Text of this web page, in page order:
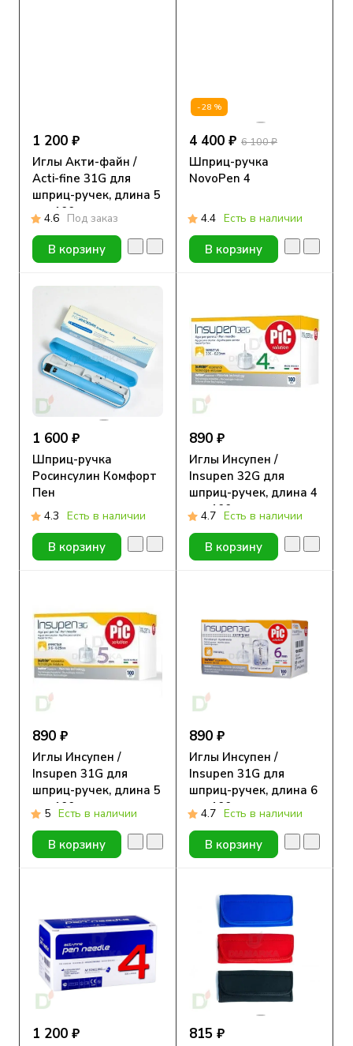
1 200 ₽
Иглы Акти-файн /
Acti-fine 31G для
шприц-ручек, длина 5
мм, 100 шт.
4.6 Под заказ
В корзину
-28%
4 400 ₽ 6 100 ₽
Шприц-ручка
NovoPen 4
4.4 Есть в наличии
В корзину
1 600 ₽
Шприц-ручка
Росинсулин Комфорт
Пен
4.3 Есть в наличии
В корзину
890 ₽
Иглы Инсупен /
Insupen 32G для
шприц-ручек, длина 4
мм, 100 шт.
4.7 Есть в наличии
В корзину
890 ₽
Иглы Инсупен /
Insupen 31G для
шприц-ручек, длина 5
мм, 100 шт.
5 Есть в наличии
В корзину
890 ₽
Иглы Инсупен /
Insupen 31G для
шприц-ручек, длина 6
мм, 100 шт.
4.7 Есть в наличии
В корзину
1 200 ₽ 815 ₽